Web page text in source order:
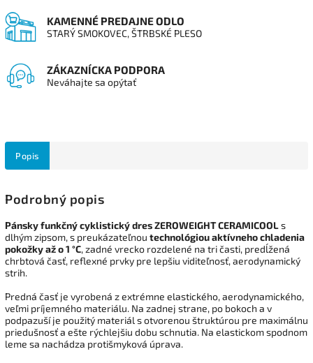
KAMENNÉ PREDAJNE ODLO
STARÝ SMOKOVEC, ŠTRBSKÉ PLESO
ZÁKAZNÍCKA PODPORA
Neváhajte sa opýtať
Popis
Podrobný popis
Pánsky funkčný cyklistický dres ZEROWEIGHT CERAMICOOLs
dlhým zipsom, s preukázateľnou technológiou aktívneho chladenia
pokožky až o 1 °C, zadné vrecko rozdelené na tri časti, predĺžená
chrbtová časť, reflexné prvky pre lepšiu viditeľnosť, aerodynamický
strih.
Predná časť je vyrobená z extrémne elastického, aerodynamického,
veľmi príjemného materiálu. Na zadnej strane, po bokoch a v
podpazuší je použitý materiál s otvorenou štruktúrou pre maximálnu
priedušnosť a ešte rýchlejšiu dobu schnutia. Na elastickom spodnom
leme sa nachádza protišmyková úprava.